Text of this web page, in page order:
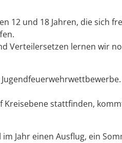
12 und 18 Jahren, die sich
Verteilersetzen lernen wir
Kreisebene stattfinden,
Jahr einen Ausflug, ein